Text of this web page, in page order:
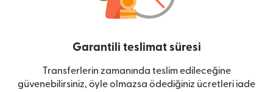
Garantili teslimat süresi
Transferlerin zamanında teslim edileceğine
güvenebilirsiniz, öyle olmazsa ödediğiniz ücretleri iade